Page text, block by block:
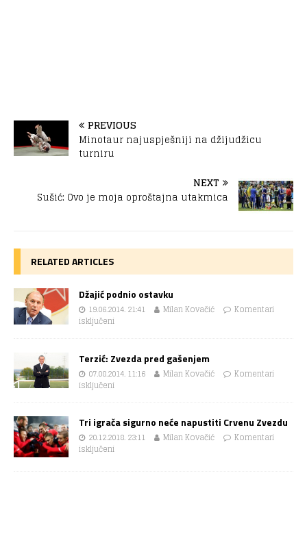
PREVIOUS
Minotaur najuspješniji na džijudžicu
turniru
NEXT
Sušić: Ovo je moja oproštajna utakmica
RELATED ARTICLES
Džajić podnio ostavku
19.06.2014. 21:41 Milan Kovačić
Komentari
isključeni
Terzić: Zvezda pred gašenjem
07.08.2014. 11:16 Milan Kovačić
Komentari
isključeni
Tri igrača sigurno neće napustiti Crvenu Zvezdu
20.12.2018. 23:11 Milan Kovačić
Komentari
isključeni